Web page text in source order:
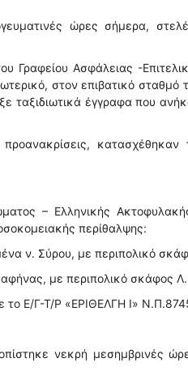
ώρες σήμερα,
Ασφάλειας -
στον επιβατικό σταθμό
ταξιδιωτικά έγγραφα που
κατασχέθηκαν
– Ελληνικής
περίθαλψης:
ν. Σύρου, με περιπολικό
με περιπολικό σκάφος
το Ε/Γ-Τ/Ρ «ΕΡΙΘΕΛΓΗ Ι»
νεκρή μεσημβρινές